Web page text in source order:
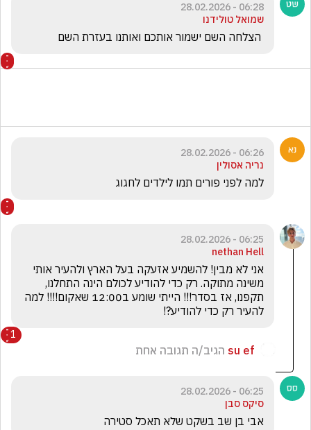
06:28 - 28.02.2026
שמואל טולידנו
06:26 - 28.02.2026
נריה אסולין
למה לפני פורים תמו לילדים לחגוג
06:25 - 28.02.2026
nethan Hell
להעיר רק כדי להודיע?!
1
su ef הגיב/ה תגובה אחת
06:25 - 28.02.2026
סיקס סבן
אבי בן שב בשקט שלא תאכל סטירה